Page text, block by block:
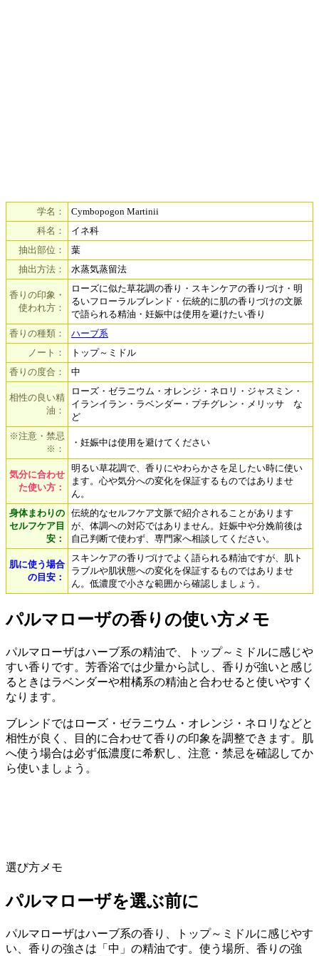
学名：
Cymbopogon Martinii
科名：
イネ科
抽出部位：
葉
抽出方法：
水蒸気蒸留法
香りの印象・
使われ方：
ローズに似た草花調の香り・スキンケアの香りづけ・明
るいフローラルブレンド・伝統的に肌の香りづけの文脈
で語られる精油・妊娠中は使用を避けたい香り
香りの種類：
ハーブ系
ノート：
トップ～ミドル
香りの度合：
中
相性の良い精
油：
ローズ・ゼラニウム・オレンジ・ネロリ・ジャスミン・
イランイラン・ラベンダー・プチグレン・メリッサ な
ど
※注意・禁忌
※：
・妊娠中は使用を避けてください
気分に合わせ
た使い方：
明るい草花調で、香りにやわらかさを足したい時に使い
ます。心や気分への変化を保証するものではありませ
ん。
身体まわりの
セルフケア目
安：
伝統的なセルフケア文脈で紹介されることがあります
が、体調への対応ではありません。妊娠中や分娩前後は
自己判断で使わず、専門家へ相談してください。
肌に使う場合
の目安：
スキンケアの香りづけでよく語られる精油ですが、肌ト
ラブルや肌状態への変化を保証するものではありませ
ん。低濃度で小さな範囲から確認しましょう。
パルマローザの香りの使い方メモ
パルマローザはハーブ系の精油で、トップ～ミドルに感じや
すい香りです。芳香浴では少量から試し、香りが強いと感じ
るときはラベンダーや柑橘系の精油と合わせると使いやすく
なります。
ブレンドではローズ・ゼラニウム・オレンジ・ネロリなどと
相性が良く、目的に合わせて香りの印象を調整できます。肌
へ使う場合は必ず低濃度に希釈し、注意・禁忌を確認してか
ら使いましょう。
選び方メモ
パルマローザを選ぶ前に
パルマローザはハーブ系の香り、トップ～ミドルに感じやす
い、香りの強さは「中」の精油です。使う場所、香りの強